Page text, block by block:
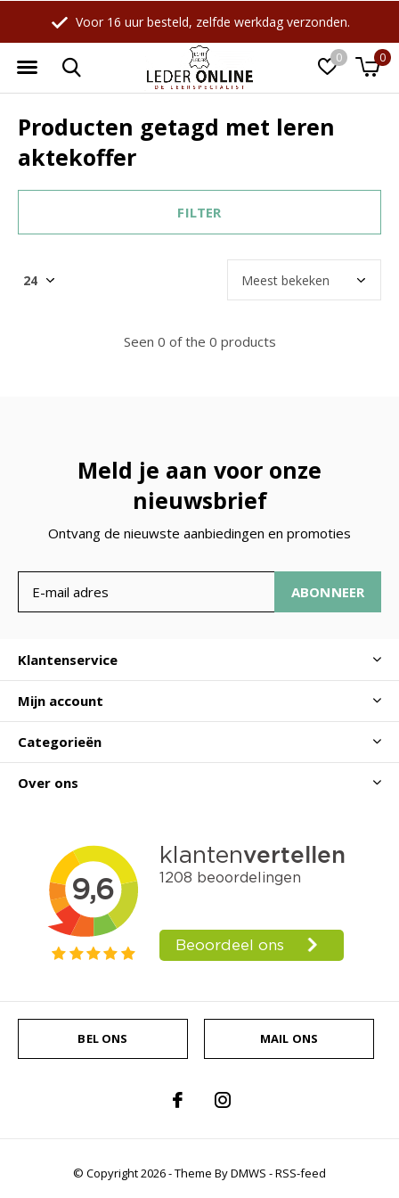
0 0
Voor 16 uur besteld, zelfde werkdag verzonden.
Producten getagd met leren
aktekoffer
FILTER
Seen 0 of the 0 products
Meld je aan voor onze
nieuwsbrief
Ontvang de nieuwste aanbiedingen en promoties
ABONNEER
Klantenservice
Mijn account
Categorieën
Over ons
BEL ONS MAIL ONS
© Copyright2026- Theme ByDMWS -RSS-feed